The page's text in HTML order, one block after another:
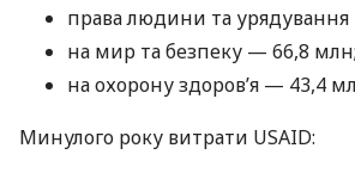
права людини та
на мир та безпеку — 66,8 млн;
на охорону здоров’я — 43,4
Минулого року витрати USAID: